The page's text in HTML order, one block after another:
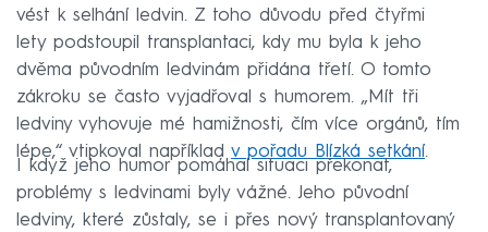
vést k selhání ledvin. Z toho důvodu před čtyřmi
lety podstoupil transplantaci, kdy mu byla k jeho
dvěma původním ledvinám přidána třetí. O tomto
zákroku se často vyjadřoval s humorem. „Mít tři
ledviny vyhovuje mé hamižnosti, čím více orgánů, tím
lépe,“ vtipkoval například v pořadu Blízká setkání.
I když jeho humor pomáhal situaci překonat,
problémy s ledvinami byly vážné. Jeho původní
ledviny, které zůstaly, se i přes nový transplantovaný